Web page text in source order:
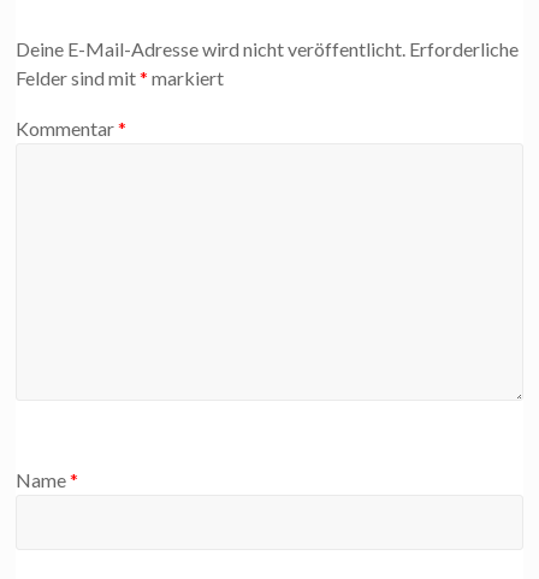
Deine E-Mail-Adresse wird nicht veröffentlicht. Erforderliche
Felder sind mit* markiert
Kommentar*
Name*